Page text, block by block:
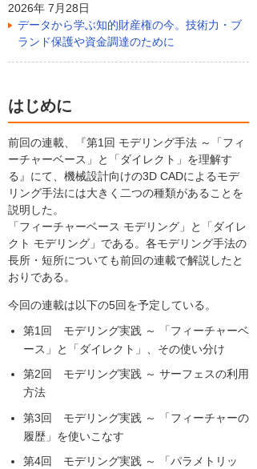
2026年 7月28日
データから学ぶ知的財産権の今。技術力・ブ
ランド保護や資金調達のために
はじめに
前回の連載、『第1回 モデリング手法 ～「フィ
ーチャーベース」と「ダイレクト」を理解す
る』にて、機械設計向けの3D CADによるモデ
リング手法には大きく二つの種類があることを
説明した。
「フィーチャーベース モデリング」と「ダイレ
クト モデリング」である。各モデリング手法の
長所・短所についても前回の連載で解説したと
おりである。
今回の連載は以下の5回を予定している。
第1回 モデリング実践 ～ 「フィーチャーベ
ース」と「ダイレクト」、その使い分け
第2回 モデリング実践 ～ サーフェスの利用
方法
第3回 モデリング実践 ～ 「フィーチャーの
履歴」を使いこなす
第4回 モデリング実践 ～ 「パラメトリッ